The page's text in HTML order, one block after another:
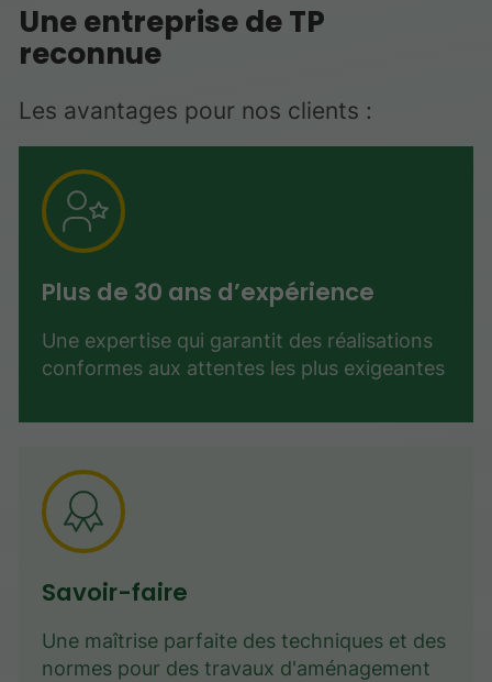
Une entreprise de TP
reconnue
Les avantages pour nos clients :
Plus de 30 ans d’expérience
Une expertise qui garantit des réalisations
conformes aux attentes les plus exigeantes
Savoir-faire
Une maîtrise parfaite des techniques et des
normes pour des travaux d'aménagement